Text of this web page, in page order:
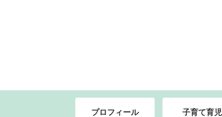
プロフィール 子育て育児